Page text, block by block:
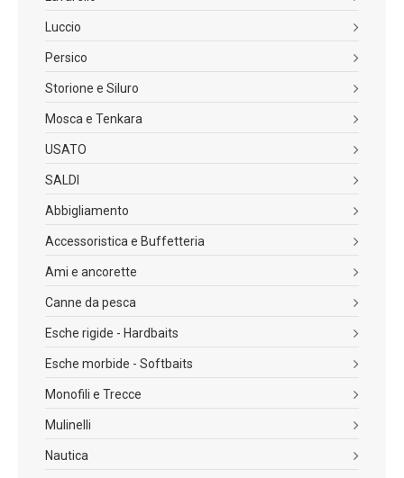
Luccio
Persico
Storione e Siluro
Mosca e Tenkara
USATO
SALDI
Abbigliamento
Accessoristica e Buffetteria
Ami e ancorette
Canne da pesca
Esche rigide - Hardbaits
Esche morbide - Softbaits
Monofili e Trecce
Mulinelli
Nautica